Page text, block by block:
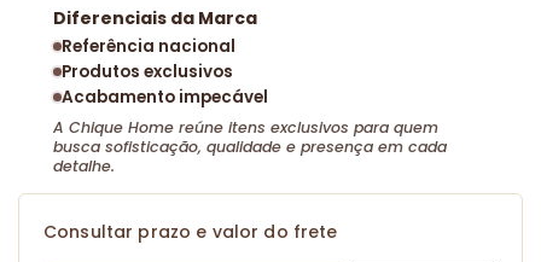
Diferenciais da Marca
Referência nacional
Produtos exclusivos
Acabamento impecável
A Chique Home reúne itens exclusivos para quem
busca sofisticação, qualidade e presença em cada
detalhe.
Consultar prazo e valor do frete